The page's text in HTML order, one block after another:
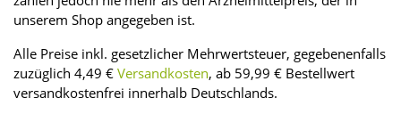
unserem Shop angegeben ist.
Alle Preise inkl. gesetzlicher Mehrwertsteuer, gegebenenfalls
zuzüglich 4,49 € Versandkosten, ab 59,99 € Bestellwert
versandkostenfrei innerhalb Deutschlands.